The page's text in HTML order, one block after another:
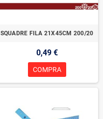
SQUADRE FILA 21X45CM 200/20
0,49 €
COMPRA